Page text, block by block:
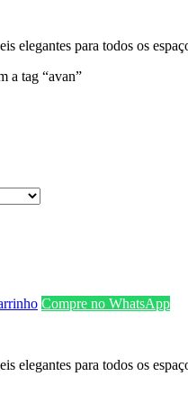
elegantes para todos os
a tag “avan”
Compre no WhatsApp
elegantes para todos os